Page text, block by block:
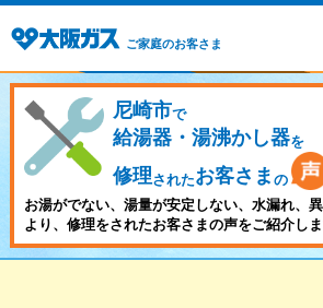
ご家庭のお客さま
尼崎市で
給湯器・湯沸かし器を
修理されたお客さま の
お湯がでない、湯量が安定しない、水漏れ、
より、修理をされたお客さまの声をご紹介しま